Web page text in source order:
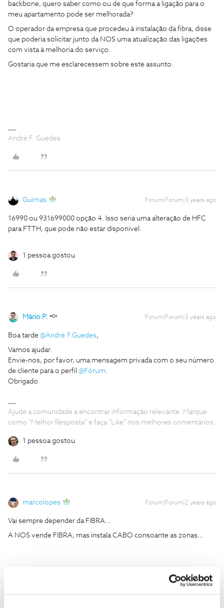
backbone, quero saber como ou de que forma a ligação para o
meu apartamento pode ser melhorada?
O operador da empresa que procedeu à instalação da fibra, disse
que poderia solicitar junto da NOS uma atualização das ligações
com vista à melhoria do serviço.
Gostaria que me esclarecessem sobre este assunto.
André F. Guedes
Guimas Forum|Forum|3 years ago
16990 ou 931699000 opção 4. Isso seria uma alteração de HFC
para FTTH, que pode não estar disponivel.
1 pessoa gostou
Mário P. Forum|Forum|3 years ago
Boa tarde @André.F.Guedes,
Vamos ajudar.
Envie-nos, por favor, uma mensagem privada com o seu número
de cliente para o perfil @Fórum.
Obrigado
Ajude a comunidade a encontrar informação relevante. Marque
como "Melhor Resposta" e faça "Like" nos melhores comentários.
1 pessoa gostou
marcolopes Forum|Forum|2 years ago
Vai sempre depender da FIBRA…
A NOS vende FIBRA, mas instala CABO consoante as zonas…